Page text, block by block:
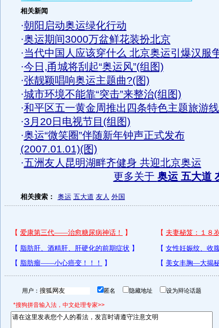
相关新闻
·朝阳启动奥运绿化行动
·奥运期间3000万盆鲜花装扮北京
·当代中国人应该穿什么 北京奥运引爆汉服
·今日,甬城将刮起“奥运风”(组图)
·张靓颖唱响奥运主题曲?(图)
·城市环境不能靠“突击”来整治(组图)
·和平区五一黄金周推出四条特色主题旅游
·3月20日电视节目(组图)
·奥运“微笑圈”伴随新年钟声正式发布
(2007.01.01)(图)
·五洲友人昆明湖畔齐健身 共迎北京奥运
更多关于 奥运 五大道
相关搜索： 奥运 五大道 友人 外国
用户： 匿名 隐藏地址 设为辩论话题
*搜狗拼音输入法，中文处理专家>>